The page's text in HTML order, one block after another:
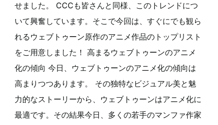
せました。 CCCも皆さんと同様、このトレンドにつ
いて興奮しています。そこで今回は、すぐにでも観ら
れるウェブトゥーン原作のアニメ作品のトップリスト
をご用意しました！ 高まるウェブトゥーンのアニメ
化の傾向 今日、ウェブトゥーンのアニメ化の傾向は
高まりつつあります。 その独特なビジュアル美と魅
力的なストーリーから、ウェブトゥーンはアニメ化に
最適です。その結果今日、多くの若手のマンファ作家